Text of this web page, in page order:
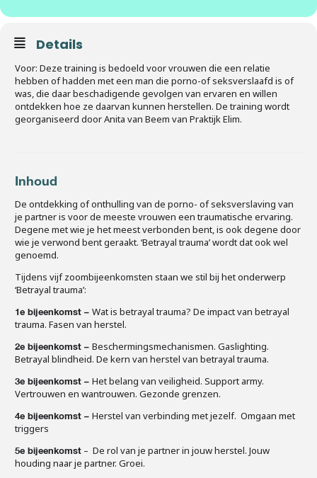
Details
Voor: Deze training is bedoeld voor vrouwen die een relatie
hebben of hadden met een man die porno-of seksverslaafd is of
was, die daar beschadigende gevolgen van ervaren en willen
ontdekken hoe ze daarvan kunnen herstellen. De training wordt
georganiseerd door Anita van Beem van Praktijk Elim.
Inhoud
De ontdekking of onthulling van de porno- of seksverslaving van
je partner is voor de meeste vrouwen een traumatische ervaring.
Degene met wie je het meest verbonden bent, is ook degene door
wie je verwond bent geraakt. ‘Betrayal trauma’ wordt dat ook wel
genoemd.
Tijdens vijf zoombijeenkomsten staan we stil bij het onderwerp
‘Betrayal trauma’:
1e bijeenkomst – Wat is betrayal trauma? De impact van betrayal
trauma. Fasen van herstel.
2e bijeenkomst – Beschermingsmechanismen. Gaslighting.
Betrayal blindheid. De kern van herstel van betrayal trauma.
3e bijeenkomst – Het belang van veiligheid. Support army.
Vertrouwen en wantrouwen. Gezonde grenzen.
4e bijeenkomst – Herstel van verbinding met jezelf. Omgaan met
triggers
5e bijeenkomst – De rol van je partner in jouw herstel. Jouw
houding naar je partner. Groei.